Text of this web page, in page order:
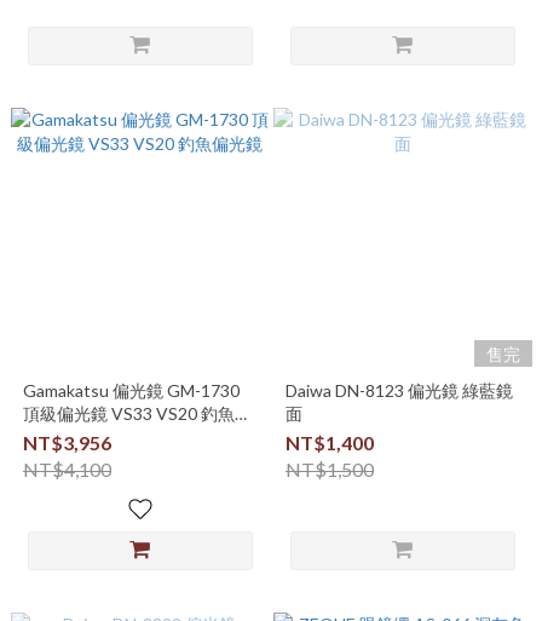
Gamakatsu 偏光鏡 GM-1730
頂級偏光鏡 VS33 VS20 釣魚偏
光鏡
NT$3,956
NT$4,100
售完
Daiwa DN-8123 偏光鏡 綠藍鏡
面
NT$1,400
NT$1,500